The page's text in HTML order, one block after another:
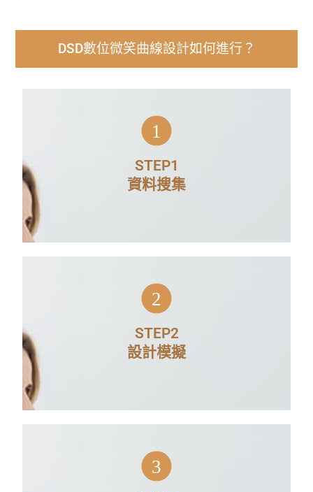
DSD數位微笑曲線設計如何進行？
1
STEP1
資料搜集
與患者溝通需求，首先檢查口腔狀
個案拍攝，針對臉型、整體特質、全
2
STEP2
設計模擬
分析個案臉型、雙眼距離、微笑輪
廓、上下齒列型態後設計模擬最適合
的笑容曲線； 進行取模、印模步驟
實際在患者口中轉移齒列完成狀態，
3